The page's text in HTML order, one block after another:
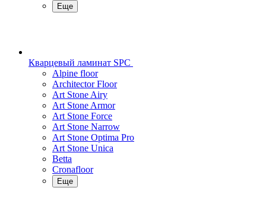
Еще
Кварцевый ламинат SPC
Alpine floor
Architector Floor
Art Stone Airy
Art Stone Armor
Art Stone Force
Art Stone Narrow
Art Stone Optima Pro
Art Stone Unica
Betta
Cronafloor
Еще